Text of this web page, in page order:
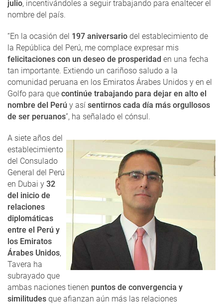
julio, incentivándoles a seguir trabajando para enaltecer el
nombre del país.
“En la ocasión del 197 aniversario del establecimiento de
la República del Perú, me complace expresar mis
felicitaciones con un deseo de prosperidad en una fecha
tan importante. Extiendo un cariñoso saludo a la
comunidad peruana en los Emiratos Árabes Unidos y en el
Golfo para que continúe trabajando para dejar en alto el
nombre del Perú y así sentirnos cada día más orgullosos
de ser peruanos”, ha señalado el cónsul.
A siete años del
establecimiento
del Consulado
General del Perú
en Dubai y 32
del inicio de
relaciones
diplomáticas
entre el Perú y
los Emiratos
Árabes Unidos,
Tavera ha
subrayado que
ambas naciones tienen puntos de convergencia y
similitudes que afianzan aún más las relaciones